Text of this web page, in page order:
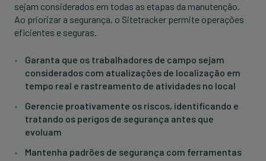
sejam considerados em todas as etapas da manutenção.
Ao priorizar a segurança, o Sitetracker permite operações
eficientes e seguras.
Garanta que os trabalhadores de campo sejam
considerados com atualizações de localização em
tempo real e rastreamento de atividades no local
Gerencie proativamente os riscos, identificando e
tratando os perigos de segurança antes que
evoluam
Mantenha padrões de segurança com ferramentas